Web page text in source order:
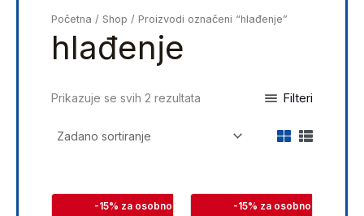
Početna / Shop / Proizvodi označeni “hlađenje”
hlađenje
Prikazuje se svih 2 rezultata Filteri
-15% za osobno
-15% za osobno